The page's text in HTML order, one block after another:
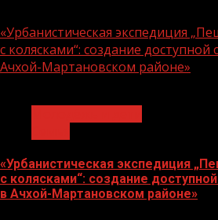
«Урбанистическая экспедиция
с колясками“: создание
Ачхой-Мартановском районе»
«Урбанистическая экспедиция
с колясками“: создание
в Ачхой-Мартановском районе»